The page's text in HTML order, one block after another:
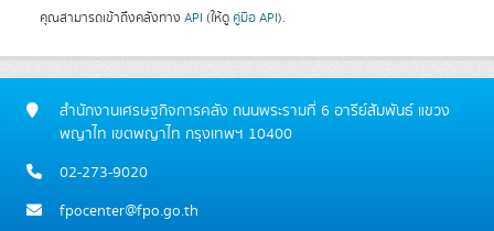
คุณสามารถเข้าถึงคลังทาง API (ให้ดู คู่มือ API).
สำนักงานเศรษฐกิจการคลัง ถนนพระรามที่ 6 อารีย์สัมพันธ์ แขวง
พญาไท เขตพญาไท กรุงเทพฯ 10400
02-273-9020
fpocenter@fpo.go.th